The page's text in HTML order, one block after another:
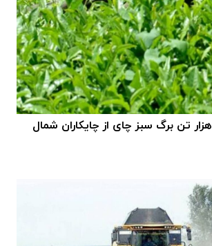
خرید بیش از ۷۸ هزار تن برگ سبز چای از چایکاران شمال